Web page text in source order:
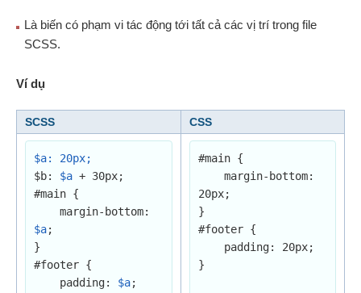
Là biến có phạm vi tác động tới tất cả các vị trí trong file
SCSS.
Ví dụ
SCSS CSS
$a: 20px;
$b: $a + 30px;
#main {
$a;
}
#footer {
    padding:
$a;
#main {
20px;
}
#footer {
}